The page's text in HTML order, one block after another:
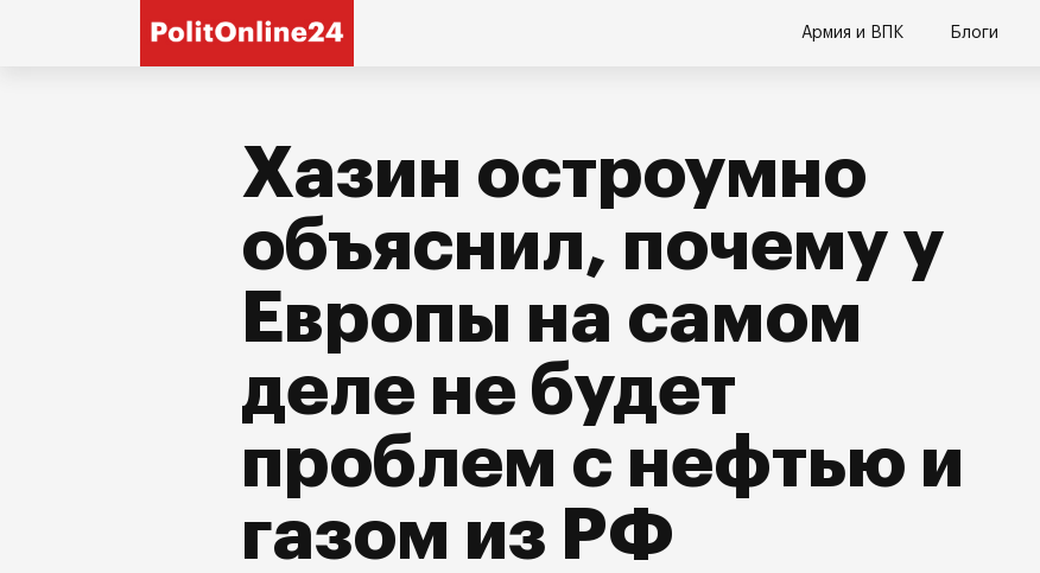
Армия и ВПК Блоги
Хазин остроумно
объяснил, почему у
Европы на самом
деле не будет
проблем с нефтью и
газом из РФ